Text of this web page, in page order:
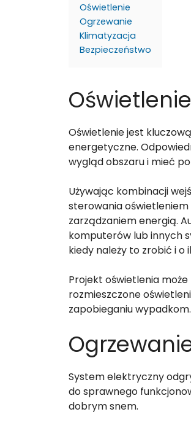
Oświetlenie
Ogrzewanie
Klimatyzacja
Bezpieczeństwo
Oświetlenie
Oświetlenie jest
energetyczne.
wygląd obszaru i mieć
Używając kombinacji
sterowania
zarządzaniem energią.
komputerów lub innych
kiedy należy to zrobić i o
Projekt oświetlenia
rozmieszczone
zapobieganiu wypadkom.
System elektryczny
do sprawnego
dobrym snem.